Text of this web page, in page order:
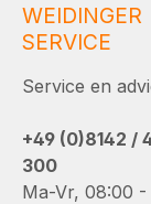
WEIDINGER
SERVICE
Service en
+49 (0)8142 /
300
Ma-Vr, 08:00 -